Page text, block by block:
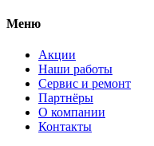
Меню
Акции
Наши работы
Сервис и ремонт
Партнёры
О компании
Контакты